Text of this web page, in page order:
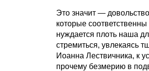
Это значит —
которые
нуждается плоть наша
стремиться, увлекаясь
Иоанна Лествичника, к
прочему безмерию в